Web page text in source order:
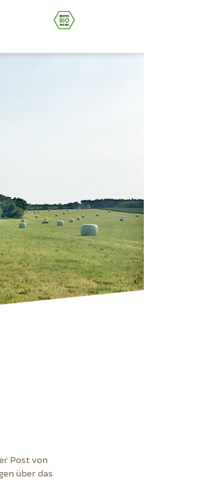
Post von
über das